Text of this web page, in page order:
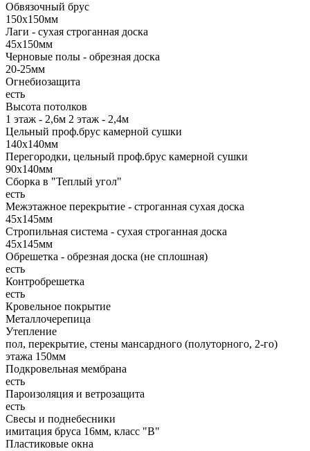
Обвязочный брус
150х150мм
Лаги - сухая строганная доска
45х150мм
Черновые полы - обрезная доска
20-25мм
Огнебиозащита
есть
Высота потолков
1 этаж - 2,6м 2 этаж - 2,4м
Цельный проф.брус камерной сушки
140х140мм
Перегородки, цельный проф.брус камерной сушки
90х140мм
Сборка в "Теплый угол"
есть
Межэтажное перекрытие - строганная сухая доска
45х145мм
Стропильная система - сухая строганная доска
45х145мм
Обрешетка - обрезная доска (не сплошная)
есть
Контробрешетка
есть
Кровельное покрытие
Металлочерепица
Утепление
пол, перекрытие, стены мансардного (полуторного, 2-го)
этажа 150мм
Подкровельная мембрана
есть
Пароизоляция и ветрозащита
есть
Свесы и поднебесники
имитация бруса 16мм, класс "В"
Пластиковые окна